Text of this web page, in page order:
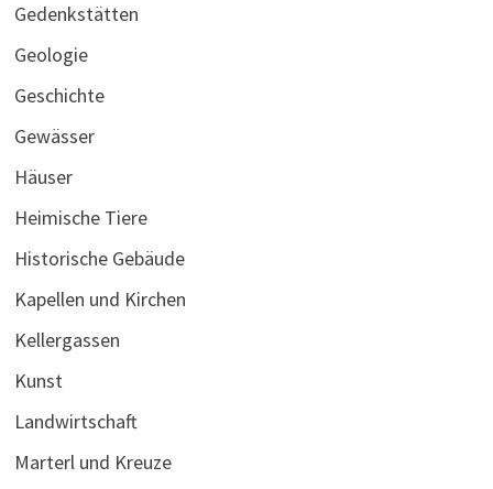
Gedenkstätten
Geologie
Geschichte
Gewässer
Häuser
Heimische Tiere
Historische Gebäude
Kapellen und Kirchen
Kellergassen
Kunst
Landwirtschaft
Marterl und Kreuze